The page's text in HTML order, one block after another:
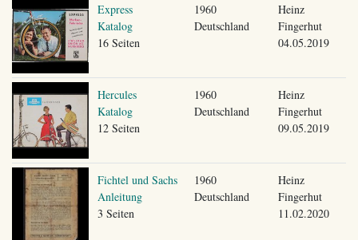
Express
Katalog
16 Seiten
1960
Deutschland
Heinz
Fingerhut
04.05.2019
Hercules
Katalog
12 Seiten
1960
Deutschland
Heinz
Fingerhut
09.05.2019
Fichtel und Sachs
Anleitung
3 Seiten
1960
Deutschland
Heinz
Fingerhut
11.02.2020